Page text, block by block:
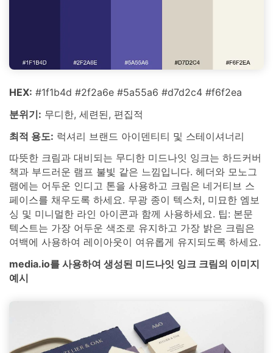
HEX: #1f1b4d #2f2a6e #5a55a6 #d7d2c4 #f6f2ea
분위기: 무디한, 세련된, 편집적
최적 용도: 럭셔리 브랜드 아이덴티티 및 스테이셔너리
따뜻한 크림과 대비되는 무디한 미드나잇 잉크는 하드커버
책과 부드러운 램프 불빛 같은 느낌입니다. 헤더와 모노그
램에는 어두운 인디고 톤을 사용하고 크림은 네거티브 스
페이스를 채우도록 하세요. 무광 종이 텍스처, 미묘한 엠보
싱 및 미니멀한 라인 아이콘과 함께 사용하세요. 팁: 본문
텍스트는 가장 어두운 색조로 유지하고 가장 밝은 크림은
여백에 사용하여 레이아웃이 여유롭게 유지되도록 하세요.
media.io를 사용하여 생성된 미드나잇 잉크 크림의 이미지
예시